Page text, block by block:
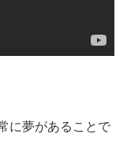
に夢があることで